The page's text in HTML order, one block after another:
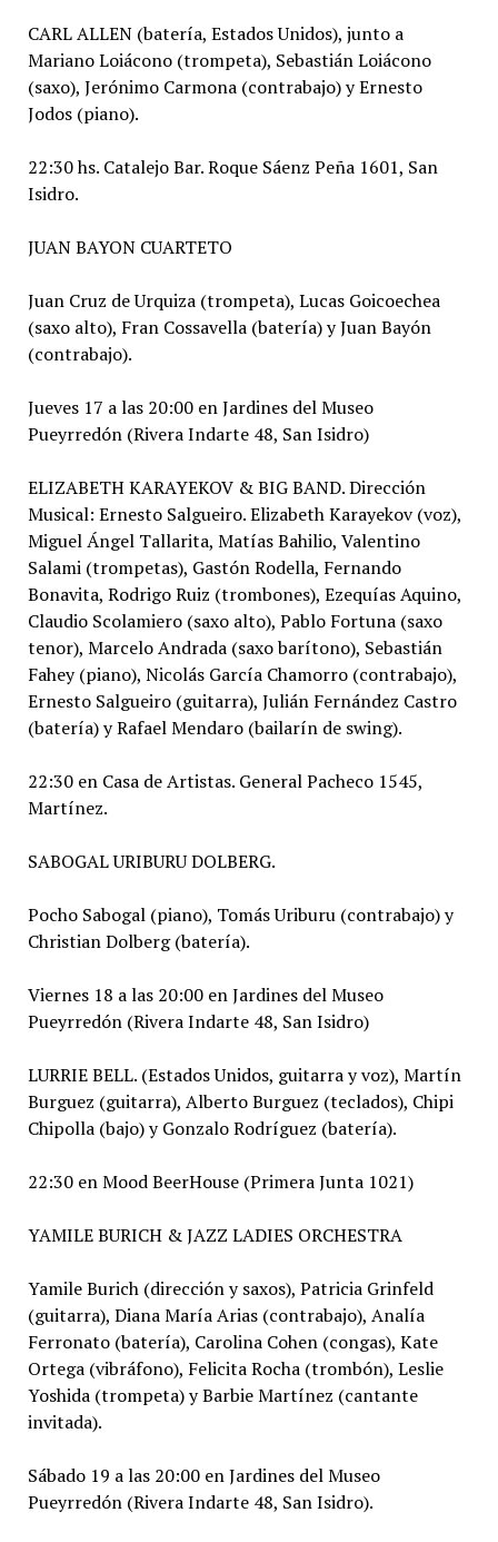
CARL ALLEN (batería, Estados Unidos), junto a
Mariano Loiácono (trompeta), Sebastián Loiácono
(saxo), Jerónimo Carmona (contrabajo) y Ernesto
Jodos (piano).
22:30 hs. Catalejo Bar. Roque Sáenz Peña 1601, San
Isidro.
JUAN BAYON CUARTETO
Juan Cruz de Urquiza (trompeta), Lucas Goicoechea
(saxo alto), Fran Cossavella (batería) y Juan Bayón
(contrabajo).
Jueves 17 a las 20:00 en Jardines del Museo
Pueyrredón (Rivera Indarte 48, San Isidro)
ELIZABETH KARAYEKOV & BIG BAND. Dirección
Musical: Ernesto Salgueiro. Elizabeth Karayekov (voz),
Miguel Ángel Tallarita, Matías Bahilio, Valentino
Salami (trompetas), Gastón Rodella, Fernando
Bonavita, Rodrigo Ruiz (trombones), Ezequías Aquino,
Claudio Scolamiero (saxo alto), Pablo Fortuna (saxo
tenor), Marcelo Andrada (saxo barítono), Sebastián
Fahey (piano), Nicolás García Chamorro (contrabajo),
Ernesto Salgueiro (guitarra), Julián Fernández Castro
(batería) y Rafael Mendaro (bailarín de swing).
22:30 en Casa de Artistas. General Pacheco 1545,
Martínez.
SABOGAL URIBURU DOLBERG.
Pocho Sabogal (piano), Tomás Uriburu (contrabajo) y
Christian Dolberg (batería).
Viernes 18 a las 20:00 en Jardines del Museo
Pueyrredón (Rivera Indarte 48, San Isidro)
LURRIE BELL. (Estados Unidos, guitarra y voz), Martín
Burguez (guitarra), Alberto Burguez (teclados), Chipi
Chipolla (bajo) y Gonzalo Rodríguez (batería).
22:30 en Mood BeerHouse (Primera Junta 1021)
YAMILE BURICH & JAZZ LADIES ORCHESTRA
Yamile Burich (dirección y saxos), Patricia Grinfeld
(guitarra), Diana María Arias (contrabajo), Analía
Ferronato (batería), Carolina Cohen (congas), Kate
Ortega (vibráfono), Felicita Rocha (trombón), Leslie
Yoshida (trompeta) y Barbie Martínez (cantante
invitada).
Sábado 19 a las 20:00 en Jardines del Museo
Pueyrredón (Rivera Indarte 48, San Isidro).